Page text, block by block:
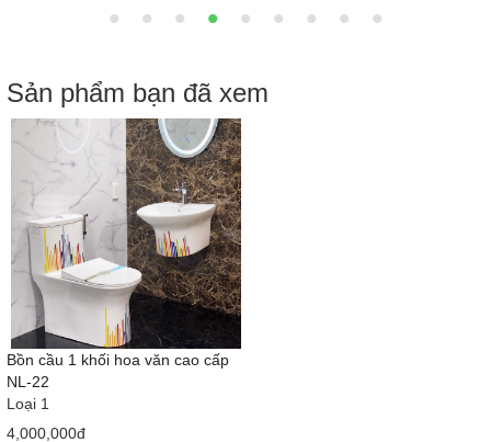
Sản phẩm bạn đã xem
Bồn cầu 1 khối hoa văn cao cấp
NL-22
Loại 1
4,000,000đ